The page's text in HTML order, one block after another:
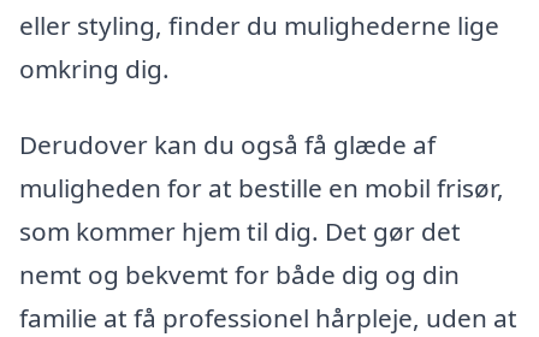
eller styling, finder du mulighederne lige
omkring dig.
Derudover kan du også få glæde af
muligheden for at bestille en mobil frisør,
som kommer hjem til dig. Det gør det
nemt og bekvemt for både dig og din
familie at få professionel hårpleje, uden at